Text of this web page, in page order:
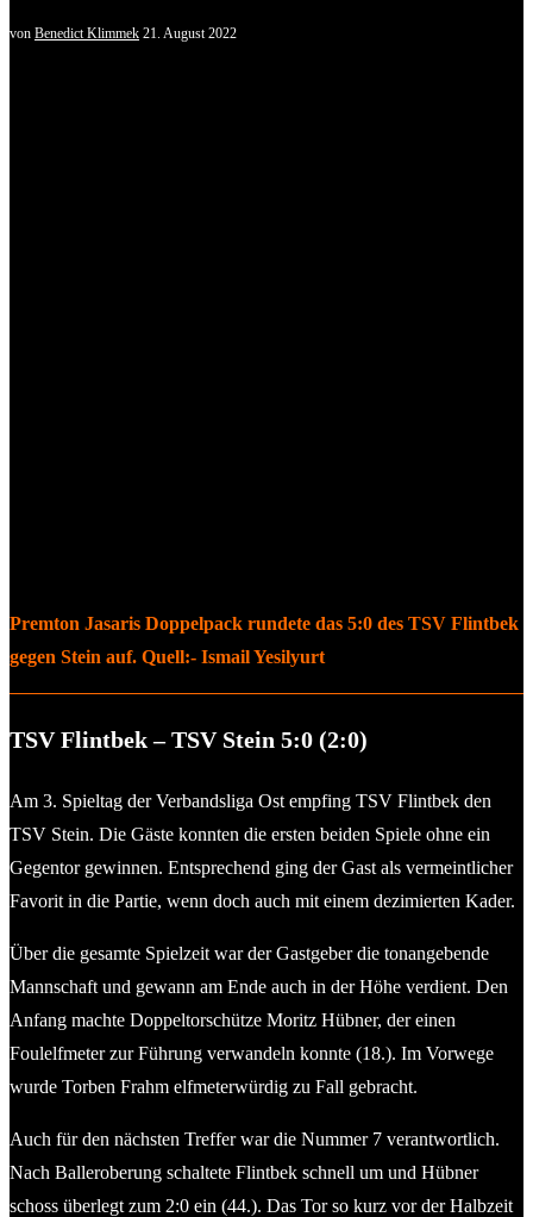
von Benedict Klimmek 21. August 2022
Premton Jasaris Doppelpack rundete das 5:0 des TSV Flintbek
gegen Stein auf. Quell:- Ismail Yesilyurt
TSV Flintbek – TSV Stein 5:0 (2:0)
Am 3. Spieltag der Verbandsliga Ost empfing TSV Flintbek den
TSV Stein. Die Gäste konnten die ersten beiden Spiele ohne ein
Gegentor gewinnen. Entsprechend ging der Gast als vermeintlicher
Favorit in die Partie, wenn doch auch mit einem dezimierten Kader.
Über die gesamte Spielzeit war der Gastgeber die tonangebende
Mannschaft und gewann am Ende auch in der Höhe verdient. Den
Anfang machte Doppeltorschütze Moritz Hübner, der einen
Foulelfmeter zur Führung verwandeln konnte (18.). Im Vorwege
wurde Torben Frahm elfmeterwürdig zu Fall gebracht.
Auch für den nächsten Treffer war die Nummer 7 verantwortlich.
Nach Balleroberung schaltete Flintbek schnell um und Hübner
schoss überlegt zum 2:0 ein (44.). Das Tor so kurz vor der Halbzeit